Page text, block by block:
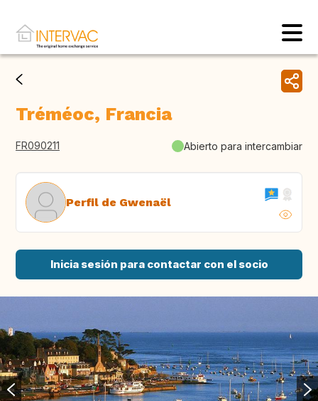
Tréméoc, Francia
FR090211 Abierto para intercambiar
Perfil de Gwenaël
Inicia sesión para contactar con el socio